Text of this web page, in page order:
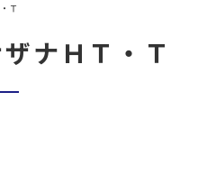
Ｔ
ナＨＴ・Ｔ